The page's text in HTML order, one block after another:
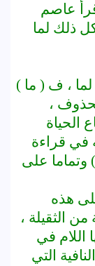
قرأ عاصم
ذلك لما
، ف ( ما )
،
الحياة
في قراءة
وتماما على
هذه
الثقيلة ،
اللام في
التي